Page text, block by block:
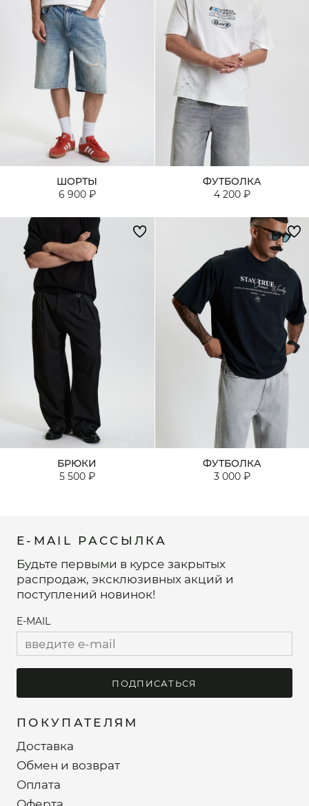
ШОРТЫ
6 900 ₽
ФУТБОЛКА
4 200 ₽
БРЮКИ
5 500 ₽
ФУТБОЛКА
3 000 ₽
ПОКУПАТЕЛЯМ
Доставка
Обмен и возврат
Оплата
E-MAIL РАССЫЛКА
Будьте первыми в курсе закрытых
распродаж, эксклюзивных акций и
поступлений новинок!
E-MAIL
ПОДПИСАТЬСЯ